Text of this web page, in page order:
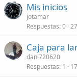
Mis inicios
jotamar
Respuestas 0
Caja para
dani720620
Respuestas 1